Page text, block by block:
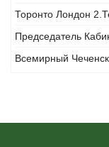
Торонто Лондон
Председатель
Всемирный